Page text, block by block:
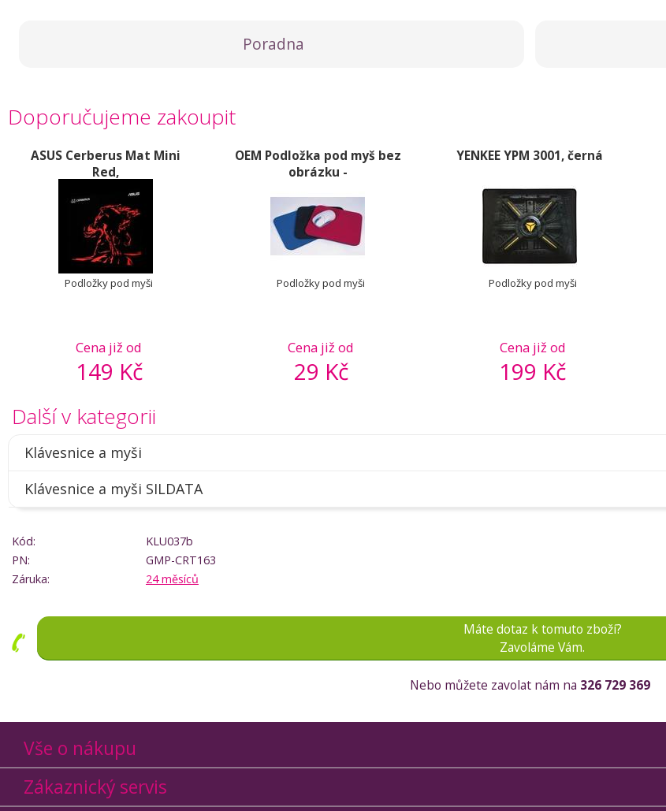
Poradna
Doporučujeme zakoupit
ASUS Cerberus Mat Mini
Red,
Cena již od
149 Kč
Podložky pod myši
OEM Podložka pod myš bez
obrázku -
Cena již od
29 Kč
Podložky pod myši
YENKEE YPM 3001, černá
Cena již od
199 Kč
Podložky pod myši
Další v kategorii
Klávesnice a myši
Klávesnice a myši SILDATA
Kód:
KLU037b
PN:
GMP-CRT163
Záruka:
24 měsíců
Máte dotaz k tomuto zboží?
Zavoláme Vám.
Nebo můžete zavolat nám na 326 729 369
Vše o nákupu
Zákaznický servis